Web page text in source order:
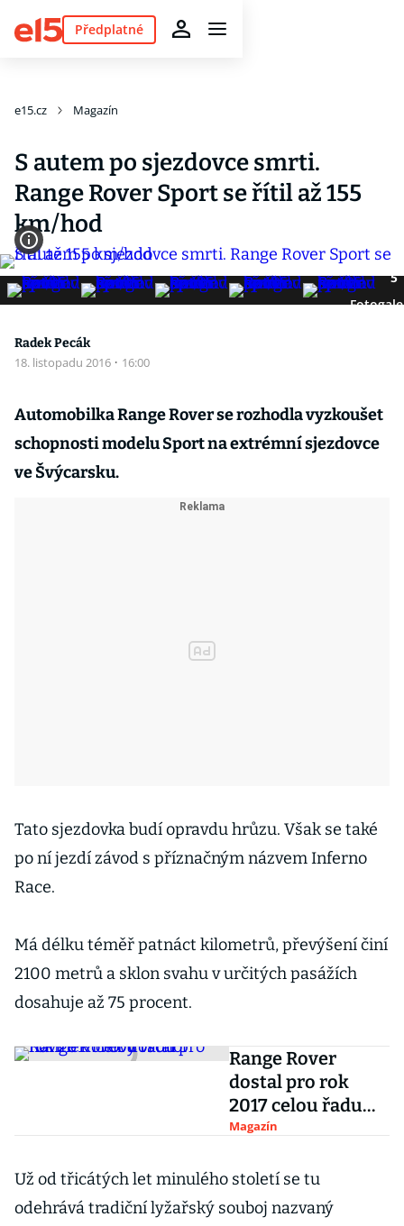
Předplatné
e15.cz Magazín
S autem po sjezdovce smrti.
Range Rover Sport se řítil až 155
km/hod
5
Radek Pecák
18. listopadu 2016 · 16:00
Automobilka Range Rover se rozhodla vyzkoušet
schopnosti modelu Sport na extrémní sjezdovce
ve Švýcarsku.
Tato sjezdovka budí opravdu hrůzu. Však se také
po ní jezdí závod s příznačným názvem Inferno
Race.
Má délku téměř patnáct kilometrů, převýšení činí
2100 metrů a sklon svahu v určitých pasážích
dosahuje až 75 procent.
Range Rover
dostal pro rok
2017 celou řadu
novinek i nový
Magazín
Už od třicátých let minulého století se tu
odehrává tradiční lyžařský souboj nazvaný